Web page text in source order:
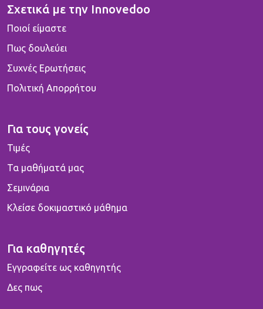
Σχετικά με την Innovedoo
Ποιοί είμαστε
Πως δουλεύει
Συχνές Ερωτήσεις
Πολιτική Απορρήτου
Για τους γονείς
Τιμές
Τα μαθήματά μας
Σεμινάρια
Κλείσε δοκιμαστικό μάθημα
Για καθηγητές
Εγγραφείτε ως καθηγητής
Δες πως